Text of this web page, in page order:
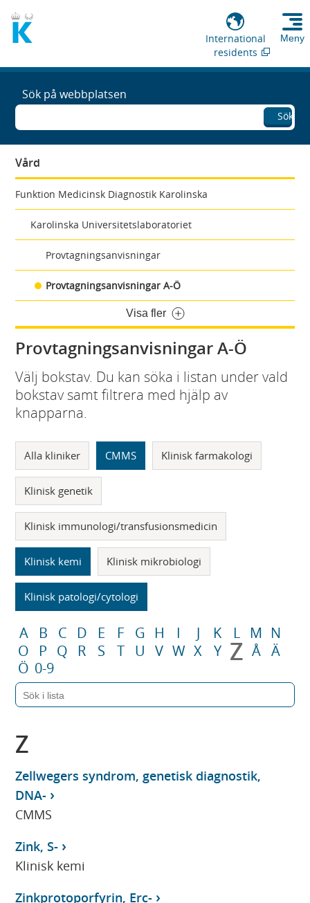
International
residents
Meny
Sök på webbplatsen
Sök
Vård
Funktion Medicinsk Diagnostik Karolinska
Karolinska Universitetslaboratoriet
Provtagningsanvisningar
Provtagningsanvisningar A-Ö
Visa fler
Provtagningsanvisningar A-Ö
Välj bokstav. Du kan söka i listan under vald
bokstav samt filtrera med hjälp av
knapparna.
Alla kliniker CMMS Klinisk farmakologi
Klinisk genetik
Klinisk immunologi/transfusionsmedicin
Klinisk kemi Klinisk mikrobiologi
Klinisk patologi/cytologi
A B C D E F G H I J K L M N
O
P Q R S T U V W X Y Z Å Ä
Ö 0-9
Z
Zellwegers syndrom, genetisk diagnostik,
DNA-
CMMS
Zink, S-
Klinisk kemi
Zinkprotoporfyrin, Erc-